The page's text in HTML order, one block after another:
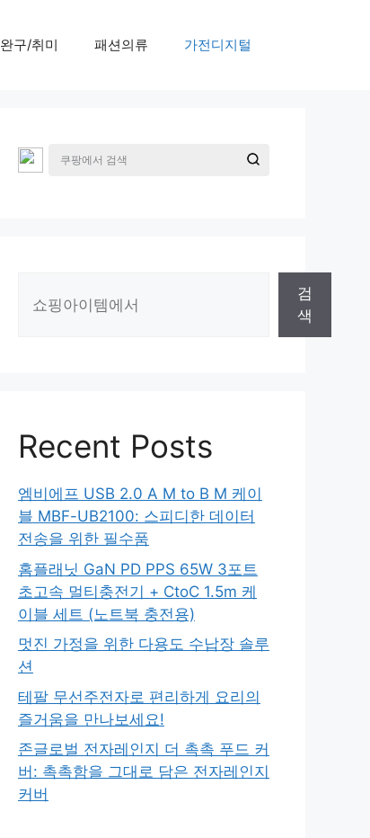
완구/취미 패션의류 가전디지털
검
색
Recent Posts
엠비에프 USB 2.0 A M to B M 케이
블 MBF-UB2100: 스피디한 데이터
전송을 위한 필수품
홈플래닛 GaN PD PPS 65W 3포트
초고속 멀티충전기 + CtoC 1.5m 케
이블 세트 (노트북 충전용)
멋진 가정을 위한 다용도 수납장 솔루
션
테팔 무선주전자로 편리하게 요리의
즐거움을 만나보세요!
존글로벌 전자레인지 더 촉촉 푸드 커
버: 촉촉함을 그대로 담은 전자레인지
커버